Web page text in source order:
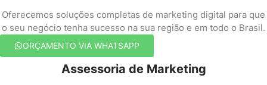
Oferecemos soluções completas de marketing digital para que
o seu negócio tenha sucesso na sua região e em todo o Brasil.
ORÇAMENTO VIA WHATSAPP
Assessoria de Marketing